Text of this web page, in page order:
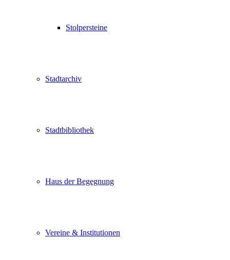
Stolpersteine
Stadtarchiv
Stadtbibliothek
Haus der Begegnung
Vereine & Institutionen